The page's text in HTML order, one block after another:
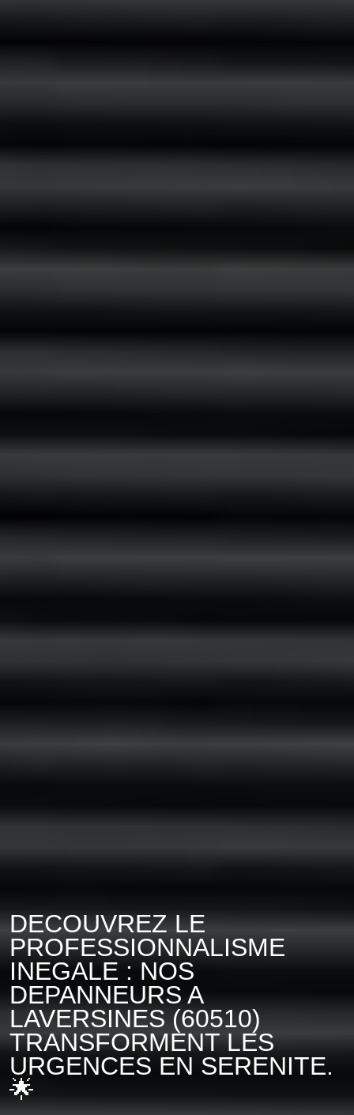
DECOUVREZ LE
PROFESSIONNALISME
INEGALE : NOS
DEPANNEURS A
LAVERSINES (60510)
TRANSFORMENT LES
URGENCES EN SERENITE.
🌟